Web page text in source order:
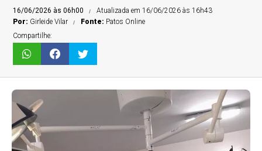
16/06/2026 às 06h00
Atualizada em 16/06/2026 às 16h43
Por: Girleide Vilar Fonte: Patos Online
Compartilhe: